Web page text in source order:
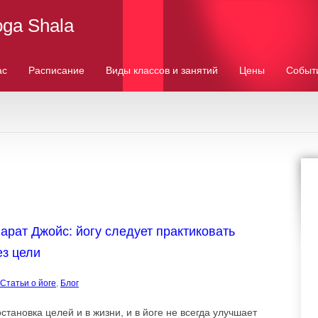
Shala
Расписание Виды классов и занятий Цены
Джойс: йогу следует практиковать
цели
Cтатьи о йоге, Блог
целей и в жизни, и в йоге не всегда улучшает